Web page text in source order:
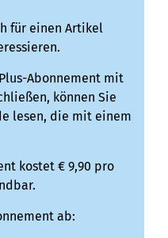
für einen Artikel
Abonnement mit
können Sie
lesen, die mit einem
kostet € 9,90 pro
ab: